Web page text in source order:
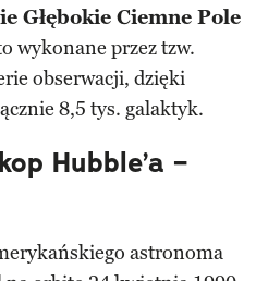
Głębokie Ciemne Pole
wykonane przez tzw.
obserwacji, dzięki
8,5 tys. galaktyk.
Hubble’a –
astronoma